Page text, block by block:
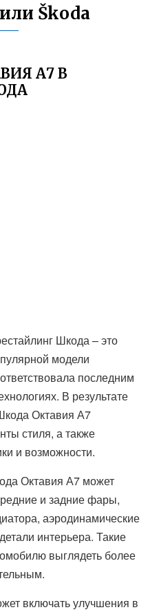
Škoda
А7 В
Шкода – это
модели
последним
В результате
Октавия А7
стиля, а также
и возможности.
Октавия А7 может
и задние фары,
аэродинамические
интерьера. Такие
выглядеть более
включать улучшения в